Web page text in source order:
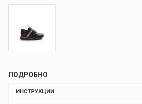
ПОДРОБНО
ИНСТРУКЦИИ